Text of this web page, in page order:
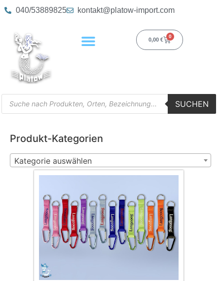
040/53889825 kontakt@platow-import.com
0,00 €
0
SUCHEN
Produkt-Kategorien
Kategorie auswählen